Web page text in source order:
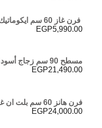
فرن غاز 60 سم ايكوماتيك
EGP5,990.00
مسطح 90 سم زجاج أسود ايكوماتك
EGP21,490.00
فرن هانز 60 سم بلت ان غاز
EGP24,000.00